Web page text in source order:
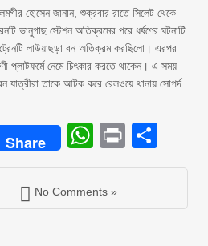
হোসেন জানান, শুক্রবার রাতে সিলেট থেকে
ভানুগাছ স্টেশন অতিক্রমের পরে ধর্ষণের ঘটনাটি
লাউয়াছড়া বন অতিক্রম করছিলো। এরপর
প্লাটফর্মে নেমে চিৎকার করতে থাকেন। এ সময়
যাত্রীরা তাকে আটক করে রেলওয়ে থানায় সোপর্দ
Share Print
No Comments »